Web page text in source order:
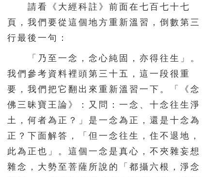
171 172 173 174 175
176 177 178 179 180
181
186 187 188 189 190
191 192 193 194 195
201 202 203 204 205
206 207 208 209 210
211 212 213 214 215
216 217 218 219 220
請看《大經科註》前面在七百七十七
頁，我們要從這個地方重新溫習，倒數第三
行最後一句：
「乃至一念，念心純固，亦得往生」。
我們參考資料裡頭第三十五，這一段很重
要，我們把它翻出來重新溫習一下。「《念
佛三昧寶王論》：又問：一念、十念往生淨
土，何者為正？」是一念為正，還是十念為
正？下面解答，「但一念往生，住不退地，
此為正也」。這個一念是真心，不夾雜妄想
雜念，大勢至菩薩所說的「都攝六根，淨念